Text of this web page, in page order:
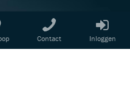
Contact Inloggen